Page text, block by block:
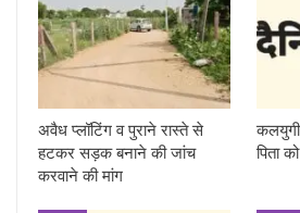
अवैध प्लॉटिंग व पुराने रास्ते से
हटकर सड़क बनाने की जांच
करवाने की मांग
पिता